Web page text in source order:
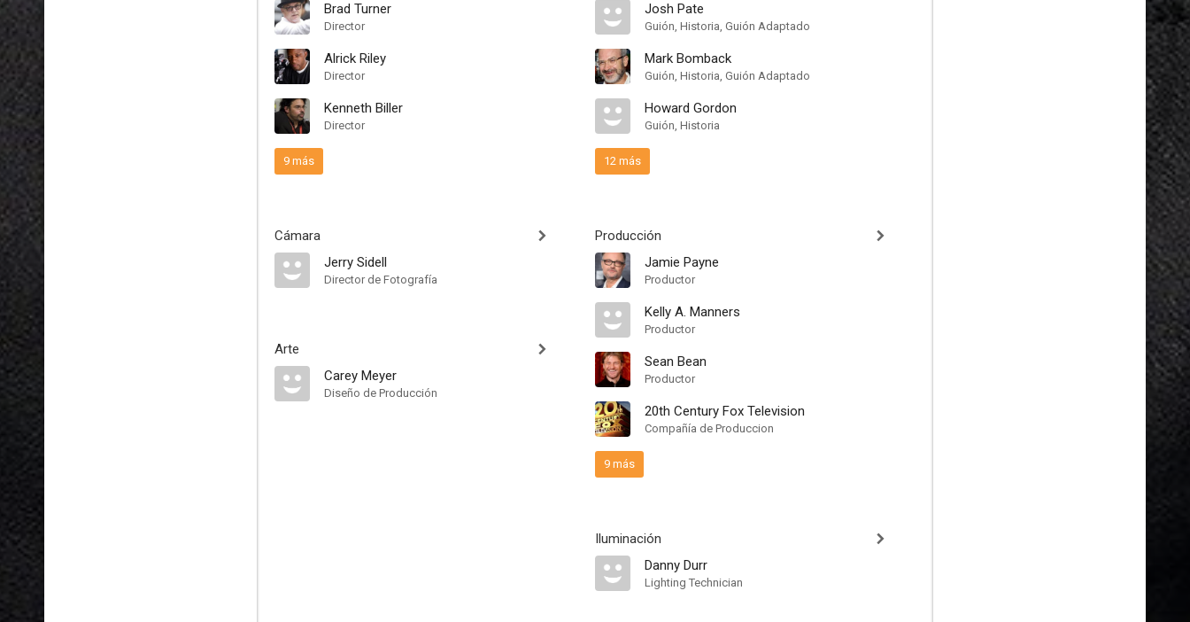
Brad Turner
Director
Alrick Riley
Director
Kenneth Biller
Director
9 más
Cámara
Jerry Sidell
Director de Fotografía
Arte
Carey Meyer
Diseño de Producción
Josh Pate
Guión, Historia, Guión Adaptado
Mark Bomback
Guión, Historia, Guión Adaptado
Howard Gordon
Guión, Historia
12 más
Producción
Jamie Payne
Productor
Kelly A. Manners
Productor
Sean Bean
Productor
20th Century Fox Television
Compañía de Produccion
9 más
Iluminación
Danny Durr
Lighting Technician